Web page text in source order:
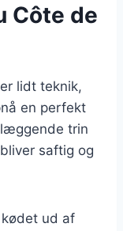
Côte de
lidt teknik,
en perfekt
trin
saftig og
kødet ud af